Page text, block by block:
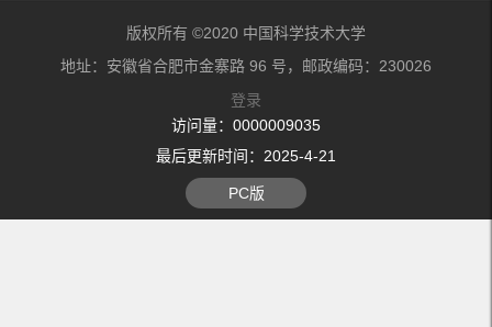
版权所有 ©2020 中国科学技术大学
地址：安徽省合肥市金寨路 96 号，邮政编码：230026
登录
访问量： 0000009035
最后更新时间： 2025-4-21
PC版